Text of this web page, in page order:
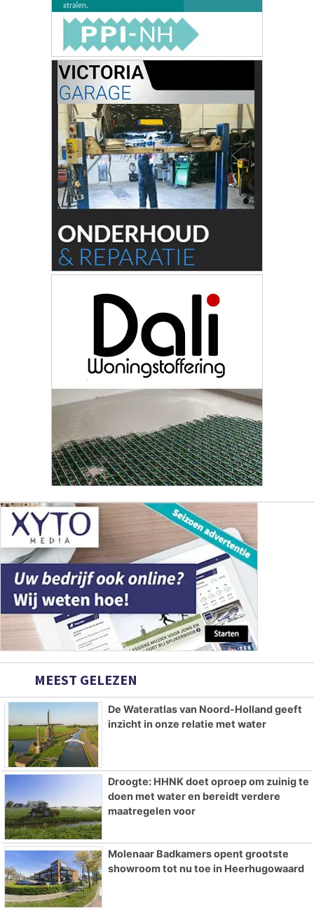
MEEST GELEZEN
De Wateratlas van Noord-Holland geeft
inzicht in onze relatie met water
Droogte: HHNK doet oproep om zuinig te
doen met water en bereidt verdere
maatregelen voor
Molenaar Badkamers opent grootste
showroom tot nu toe in Heerhugowaard